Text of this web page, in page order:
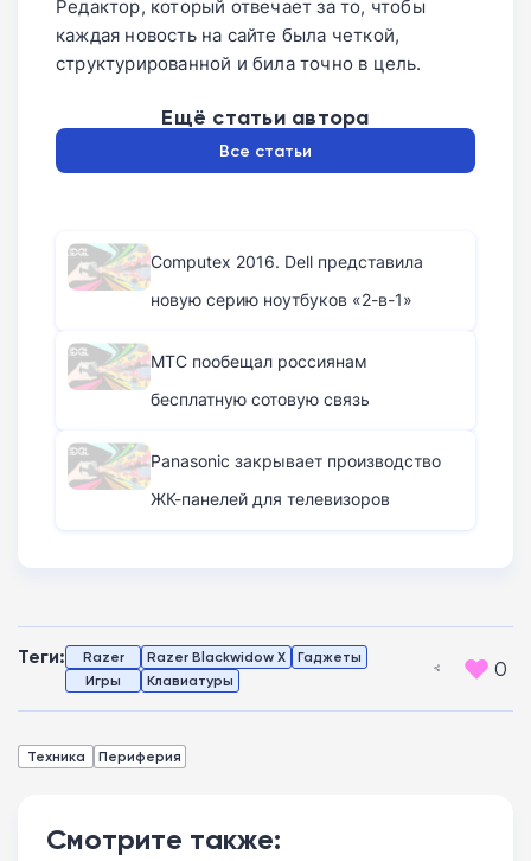
Редактор, который отвечает за то, чтобы
каждая новость на сайте была четкой,
структурированной и била точно в цель.
Ещё статьи автора
Все статьи
Computex 2016. Dell представила
новую серию ноутбуков «2-в-1»
МТС пообещал россиянам
бесплатную сотовую связь
Panasonic закрывает производство
ЖК-панелей для телевизоров
Теги: Razer Razer Blackwidow X
Гаджеты
Игры
Клавиатуры 0
Техника Периферия
Смотрите также: